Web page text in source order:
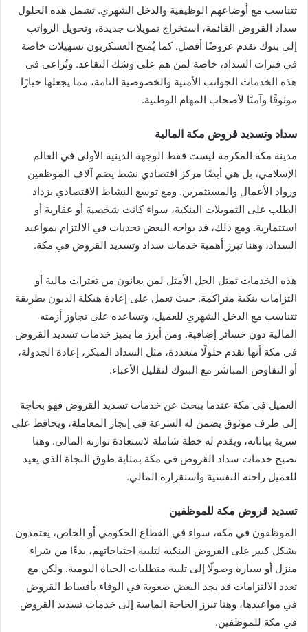
تتناسب مع أوضاعهم الوظيفية والدخل الشهري. تشمل هذه الحلول
سداد القروض القائمة، استخراج تمويلات جديدة، وتحويل الرواتب
إلى بنوك تقدم عروضًا أفضل. كما يُمنح العسكريون تسهيلات خاصة
في فترات السداد، خاصة لمن هم على وشك التقاعد. وتُراعى في
هذه الخدمات الجوانب الأمنية والخصوصية التامة، مما يجعلها خيارًا
موثوقًا وآمنًا لأصحاب المهام الوطنية.
سداد وتسديد قروض مكة المالية
مدينة مكة المكرمة ليست فقط الوجهة الدينية الأولى في العالم
الإسلامي، بل هي أيضًا مركز اقتصادي نشط يضم آلاف الموظفين
ورواد الأعمال والمستثمرين. ومع توسع النشاط الاقتصادي يزداد
الطلب على التمويلات البنكية، سواء كانت شخصية أو عقارية أو
استثمارية. ومع ذلك، قد يواجه البعض تحديات في الالتزام بمواعيد
السداد، وهنا تبرز أهمية خدمات سداد وتسديد القروض في مكة.
هذه الخدمات تمثل الحل الأمثل لمن يعانون من تعثرات مالية أو
التزامات بنكية متراكمة. حيث تعمل على إعادة هيكلة الديون بطريقة
تتناسب مع الدخل الشهري للعميل، وتساعده على تجاوز أزمته
المالية دون خسائر إضافية. ومن أبرز ما يميز خدمات تسديد القروض
في مكة أنها تقدم حلولًا متعددة، مثل السداد المبكر، إعادة الجدولة،
أو التفاوض المباشر مع البنوك لتقليل الأعباء.
العميل في مكة عندما يبحث عن خدمات تسديد القروض فهو بحاجة
إلى طرف موثوق يضمن له السرعة في إنجاز المعاملة، ويحافظ على
سرية بياناته، ويقدم له خطة شاملة لاستعادة توازنه المالي. وهنا
تصبح خدمات سداد القروض في مكة بمثابة طوق النجاة الذي يعيد
للعميل راحته النفسية واستقراره المالي.
تسديد قروض مكة للموظفين
الموظفون في مكة، سواء في القطاع الحكومي أو الخاص، يعتمدون
بشكل كبير على القروض البنكية لتلبية احتياجاتهم، بدءًا من شراء
منزل أو سيارة وصولًا إلى تلبية متطلبات الحياة اليومية. ولكن مع
تعدد الالتزامات قد يجد البعض صعوبة في الوفاء بأقساط القروض
في مواعيدها، وهنا تبرز الحاجة الماسة إلى خدمات تسديد القروض
في مكة للموظفين.